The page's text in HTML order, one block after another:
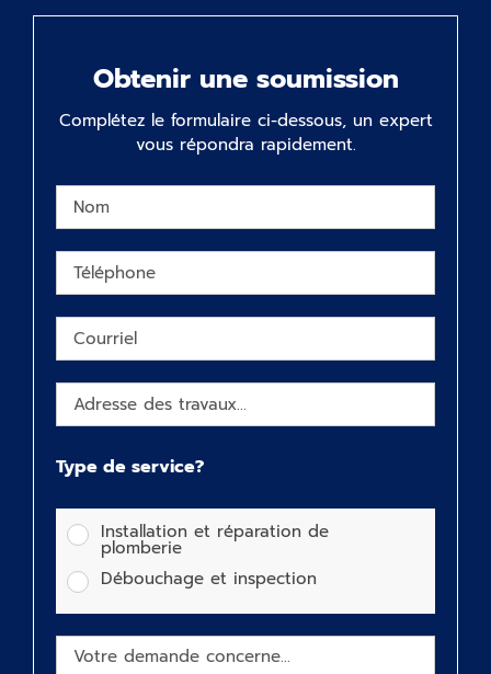
Obtenir une soumission
Complétez le formulaire ci-dessous, un expert
vous répondra rapidement.
Type de service?
Installation et réparation de
plomberie
Débouchage et inspection